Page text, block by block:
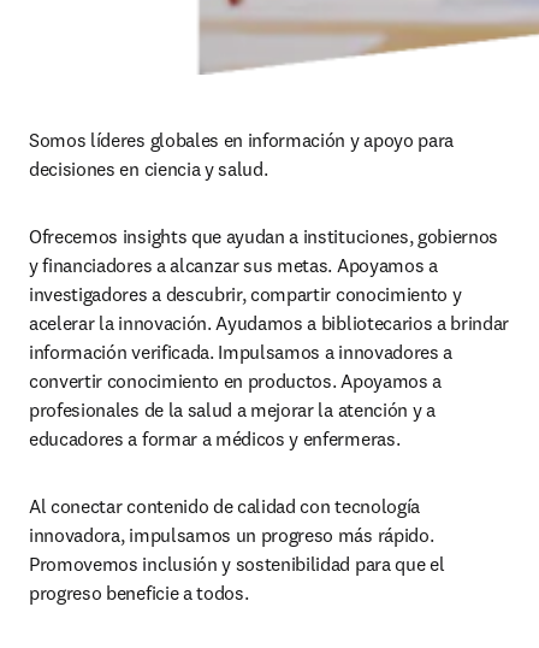
Somos líderes globales en información y apoyo para
decisiones en ciencia y salud.
Ofrecemos insights que ayudan a instituciones, gobiernos
y financiadores a alcanzar sus metas. Apoyamos a
investigadores a descubrir, compartir conocimiento y
acelerar la innovación. Ayudamos a bibliotecarios a brindar
información verificada. Impulsamos a innovadores a
convertir conocimiento en productos. Apoyamos a
profesionales de la salud a mejorar la atención y a
educadores a formar a médicos y enfermeras.
Al conectar contenido de calidad con tecnología
innovadora, impulsamos un progreso más rápido.
Promovemos inclusión y sostenibilidad para que el
progreso beneficie a todos.